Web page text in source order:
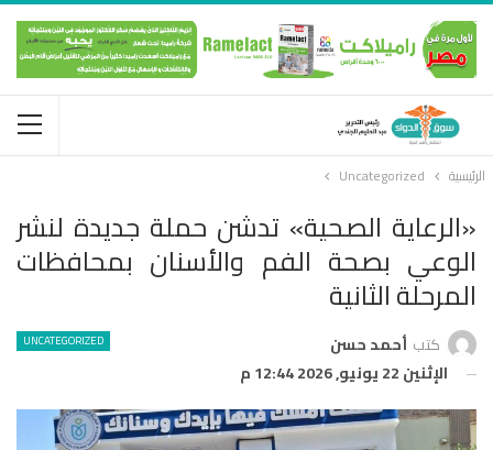
الرئيسية Uncategorized
«الرعاية الصحية» تدشن حملة جديدة لنشر
الوعي بصحة الفم والأسنان بمحافظات
المرحلة الثانية
UNCATEGORIZED كتب أحمد حسن
الإثنين 22 يونيو, 2026 12:44 م